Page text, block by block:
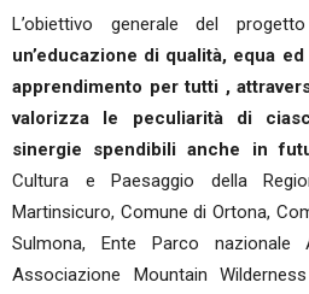
L’obiettivo generale del
un’educazione di qualità, equa
apprendimento per tutti ,
valorizza le peculiarità di
sinergie spendibili anche in
Cultura e Paesaggio della
Martinsicuro, Comune di Ortona,
Sulmona, Ente Parco
Associazione Mountain